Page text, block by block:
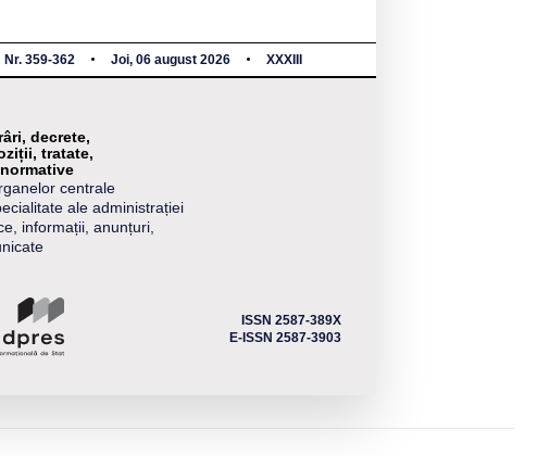
Nr. 359-362 Joi, 06 august 2026 XXXIII
decrete,
tratate,
centrale
ale administrației
informații, anunțuri,
ISSN 2587-389X
E-ISSN 2587-3903